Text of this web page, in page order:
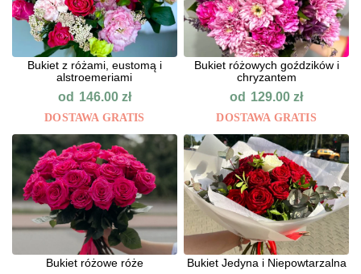
Bukiet z różami, eustomą i
alstroemeriami
od 146.00 zł
DOSTAWA GRATIS
Bukiet różowych goździków i
chryzantem
od 129.00zł
DOSTAWA GRATIS
Bukiet różowe róże Bukiet Jedyna i Niepowtarzalna